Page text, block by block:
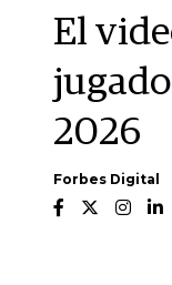
El
2026
Forbes Digital